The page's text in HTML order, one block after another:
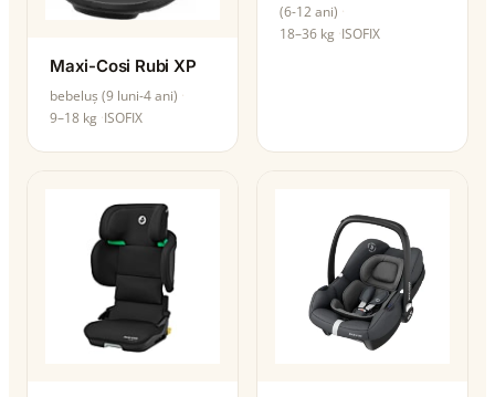
Maxi-Cosi Rubi XP
bebeluș (9 luni-4 ani)
9–18 kg ISOFIX
(6-12 ani)
18–36 kg ISOFIX